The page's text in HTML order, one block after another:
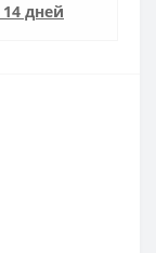
дней